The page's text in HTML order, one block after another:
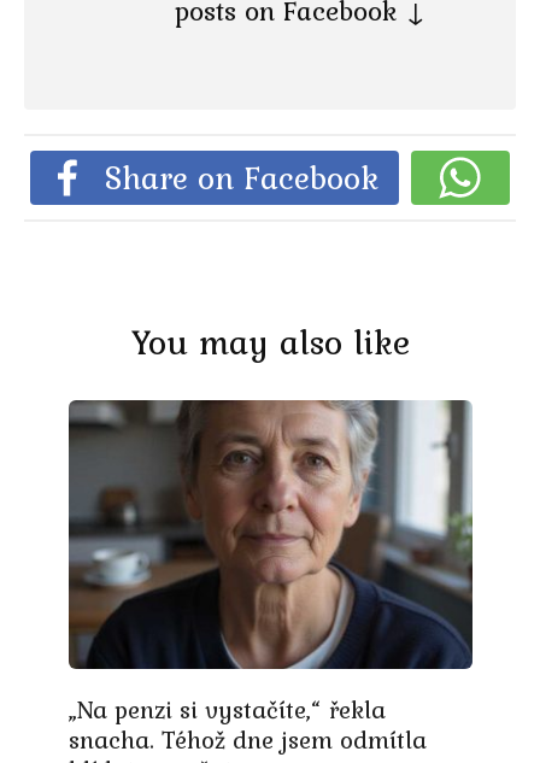
posts on Facebook ↓
Share on Facebook
You may also like
„Na penzi si vystačíte,“ řekla
snacha. Téhož dne jsem odmítla